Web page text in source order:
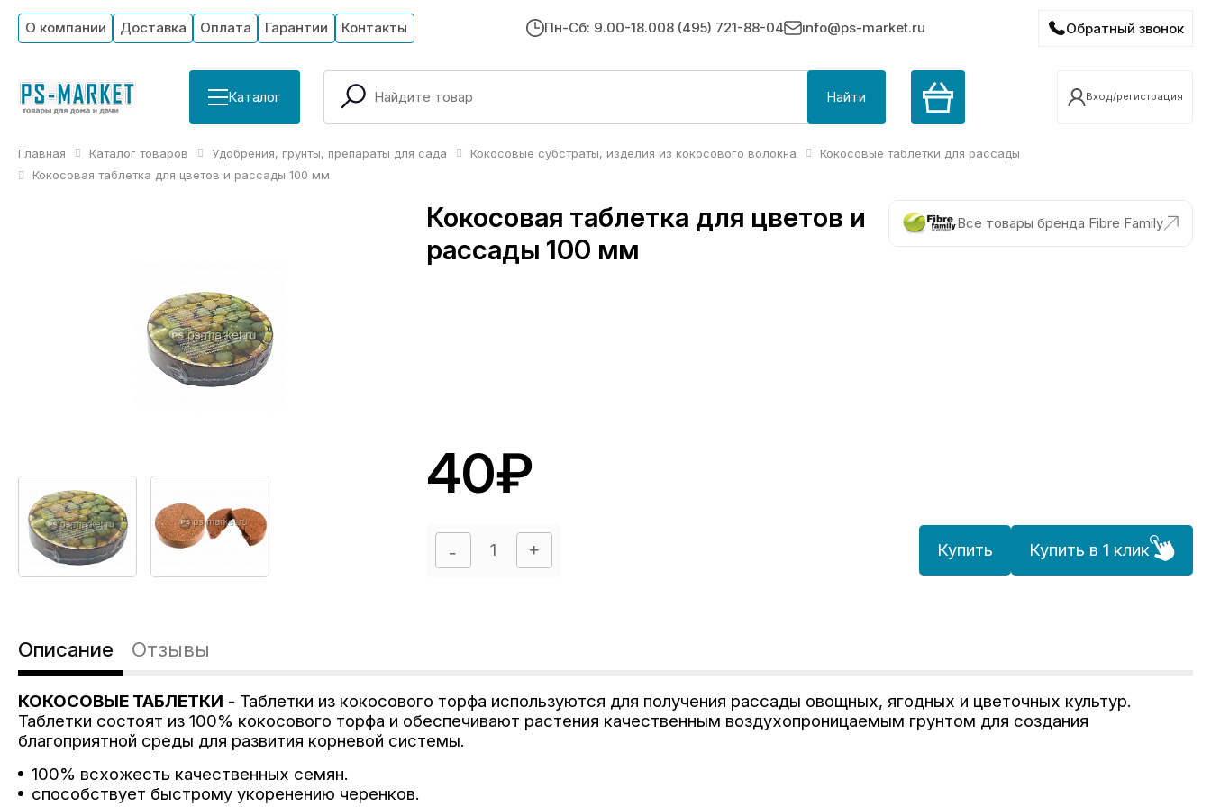
О компании Доставка Оплата Гарантии Контакты Пн-Сб: 9.00-18.008 (495) 721-88-04 info@ps-market.ru Обратный звонок
Каталог Найти Вход/регистрация
Главная Каталог товаров Удобрения, грунты, препараты для сада Кокосовые субстраты, изделия из кокосового волокна
Кокосовые таблетки для рассады
Кокосовая таблетка для цветов и рассады 100 мм
Кокосовая таблетка для цветов и
рассады 100 мм
Все товары бренда Fibre Family
40₽
Купить Купить в 1 клик
Описание Отзывы
КОКОСОВЫЕ ТАБЛЕТКИ - Таблетки из кокосового торфа используются для получения рассады овощных, ягодных и цветочных культур.
Таблетки состоят из 100% кокосового торфа и обеспечивают растения качественным воздухопроницаемым грунтом для создания
благоприятной среды для развития корневой системы.
100% всхожесть качественных семян.
способствует быстрому укоренению черенков.